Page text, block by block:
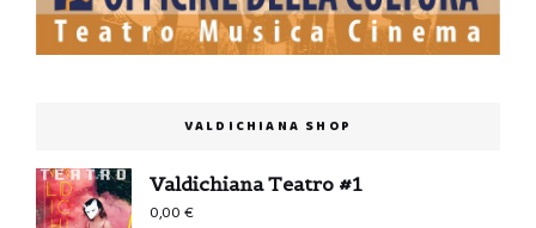
VALDICHIANA SHOP
Valdichiana Teatro #1
0,00€